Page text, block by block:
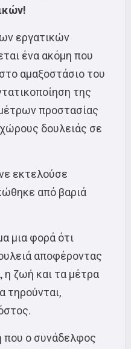
εργατικών
ένα ακόμη που
αμαξοστάσιο του
της
προστασίας
δουλειάς σε
εκτελούσε
από βαριά
μια φορά ότι
αποφέροντας
η ζωή και τα μέτρα
τηρούνται,
που ο συνάδελφος